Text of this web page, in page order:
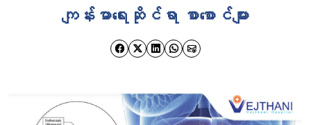
ကျန်းမာရေးဆိုင်ရာ စာစောင်များ